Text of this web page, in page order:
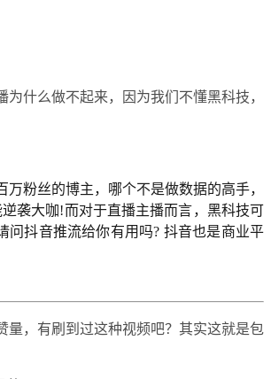
什么做不起来，因为我们不懂黑科技，
粉丝的博主，哪个不是做数据的高手，
袭大咖!而对于直播主播而言，黑科技可
问抖音推流给你有用吗? 抖音也是商业平
量，有刷到过这种视频吧？其实这就是包